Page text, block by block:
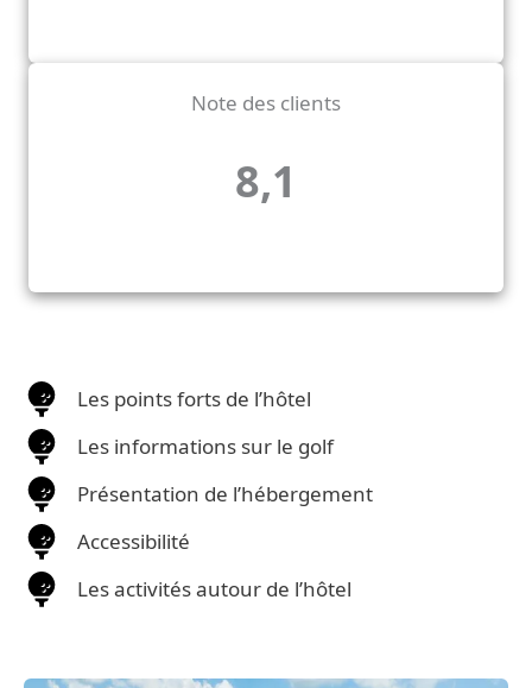
Note des clients
8,1
Les points forts de l’hôtel
Les informations sur le golf
Présentation de l’hébergement
Accessibilité
Les activités autour de l’hôtel